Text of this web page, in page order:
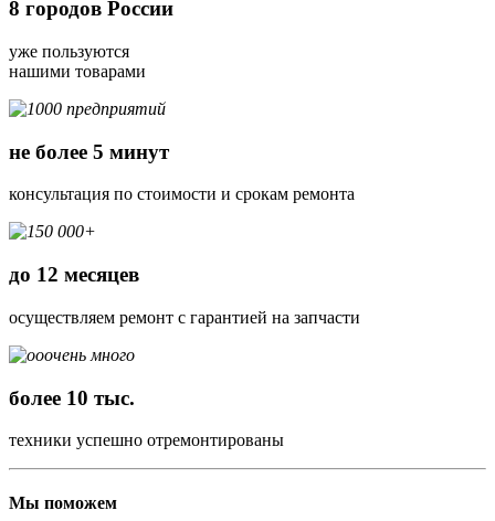
8 городов России
уже пользуются
нашими товарами
не более 5 минут
консультация по стоимости и срокам ремонта
до 12 месяцев
осуществляем ремонт с гарантией на запчасти
более 10 тыс.
техники успешно отремонтированы
Мы поможем